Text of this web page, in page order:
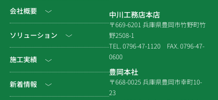
会社概要
社長挨拶
会社沿革
ソリューション
公共工事
住宅関連
施工実績
土木
新着情報
中川工務店本店
〒669-6201 兵庫県豊岡市竹野町竹
野2508-1
TEL. 0796-47-1120 FAX. 0796-47-
0600
豊岡本社
〒668-0025 兵庫県豊岡市幸町10-
23